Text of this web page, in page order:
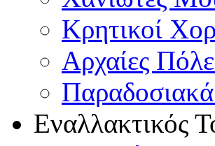
Κρητικοί
Αρχαίες
Εναλλακτικός